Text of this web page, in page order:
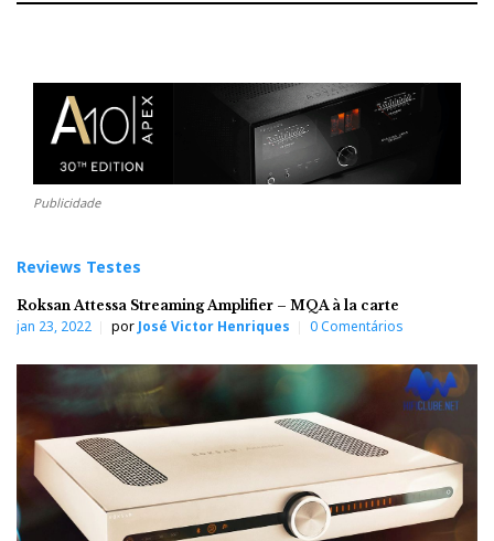
Publicidade
Reviews Testes
Roksan Attessa Streaming Amplifier – MQA à la carte
jan 23, 2022 por José Victor Henriques 0 Comentários